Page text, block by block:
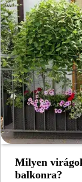
Milyen
balkonra?